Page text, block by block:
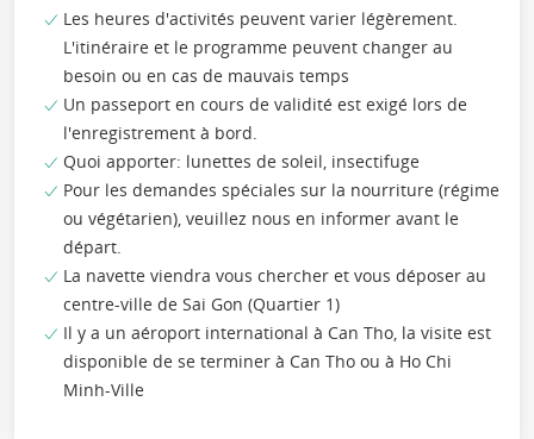
Les heures d'activités peuvent varier légèrement.
L'itinéraire et le programme peuvent changer au
besoin ou en cas de mauvais temps
Un passeport en cours de validité est exigé lors de
l'enregistrement à bord.
Quoi apporter: lunettes de soleil, insectifuge
Pour les demandes spéciales sur la nourriture (régime
ou végétarien), veuillez nous en informer avant le
départ.
La navette viendra vous chercher et vous déposer au
centre-ville de Sai Gon (Quartier 1)
Il y a un aéroport international à Can Tho, la visite est
disponible de se terminer à Can Tho ou à Ho Chi
Minh-Ville